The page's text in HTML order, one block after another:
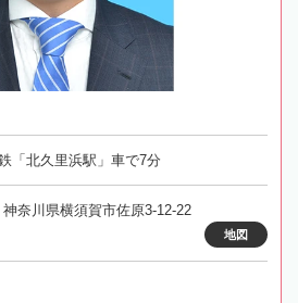
「北久里浜駅」車で7分
奈川県横須賀市佐原3-12-22
地図